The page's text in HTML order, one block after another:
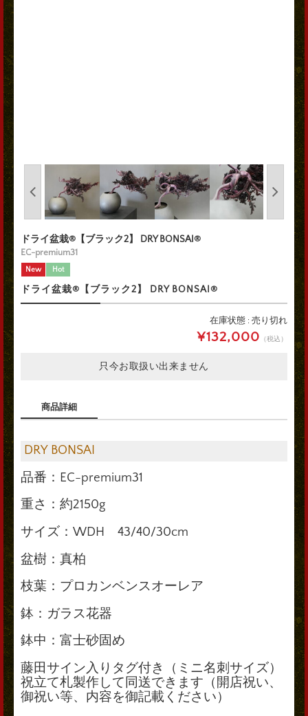
ドライ盆栽®【ブラック2】 DRY BONSAI®
EC-premium31
New Hot
ドライ盆栽®【ブラック2】 DRY BONSAI®
在庫状態 : 売り切れ
¥132,000 （税込）
只今お取扱い出来ません
商品詳細
DRY BONSAI
品番：EC-premium31
重さ：約2150g
サイズ：WDH 43/40/30cm
盆樹：真柏
枝葉：プロカ ンベンスオーレア
鉢：ガラス花器
鉢中：富士砂固め
藤田サイン入りタグ付き（ミニ名刺サイズ）
祝立て札製作して同送できます（開店祝い、
御祝い等、内容を御記載ください）